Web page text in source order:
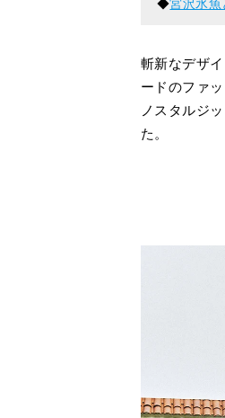
◆宮沢氷魚
斬新なデザ
ードのファ
ノスタルジ
た。